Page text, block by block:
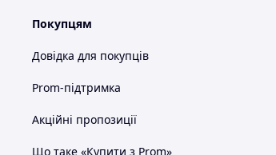
Покупцям
Довідка для покупців
Prom-підтримка
Акційні пропозиції
Що таке «Купити з Prom»